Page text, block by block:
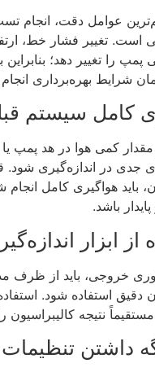
عوامل دقت، انجام
است. تغییر فشار خط،
پمپ را تغییر دهد؛
شرایط بهره‌برداری
کامل سیستم
کمی هوا در هد پمپ
جدی در اندازه‌گیری شود.
باید هواگیری کامل انجام
باشد.
از ابزار
خروجی، باید از ظرف
دقیق استفاده شود.
مستقیماً نتیجه
داشتن